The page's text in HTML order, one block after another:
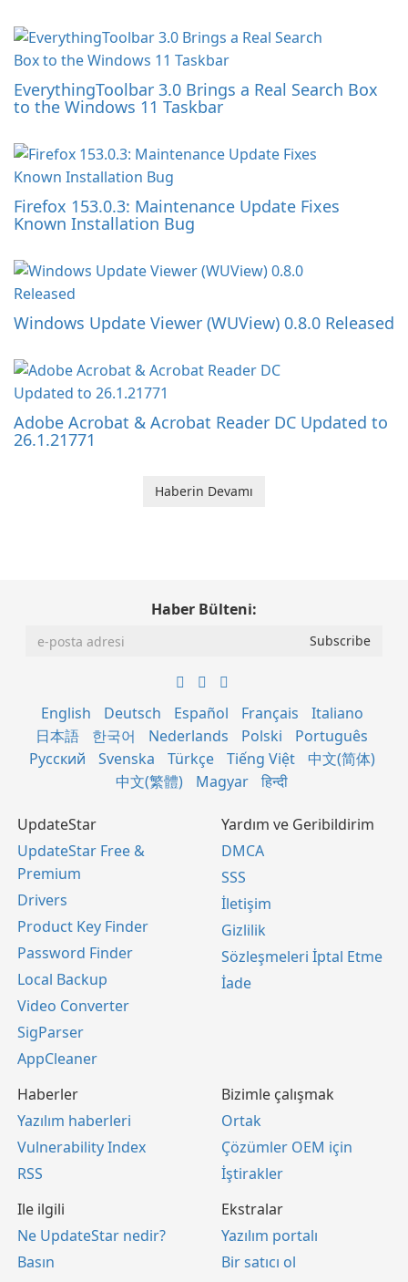
EverythingToolbar 3.0 Brings a Real Search Box
to the Windows 11 Taskbar
Firefox 153.0.3: Maintenance Update Fixes
Known Installation Bug
Windows Update Viewer (WUView) 0.8.0 Released
Adobe Acrobat & Acrobat Reader DC Updated to
26.1.21771
Haberin Devamı
Haber Bülteni:
English Deutsch Español Français
Italiano
日本語
한국어 Nederlands Polski
Português
Русский
Svenska Türkçe Tiếng Việt
中文(简体)
中文(繁體)
Magyar हिन्दी
UpdateStar
UpdateStar Free &
Premium
Drivers
Product Key Finder
Password Finder
Local Backup
Video Converter
SigParser
AppCleaner
Yardım ve Geribildirim
DMCA
SSS
İletişim
Gizlilik
Sözleşmeleri İptal Etme
İade
Haberler
Yazılım haberleri
Vulnerability Index
RSS
Bizimle çalışmak
Ortak
Çözümler OEM için
İştirakler
Ile ilgili
Ne UpdateStar nedir?
Basın
Ekstralar
Yazılım portalı
Bir satıcı ol